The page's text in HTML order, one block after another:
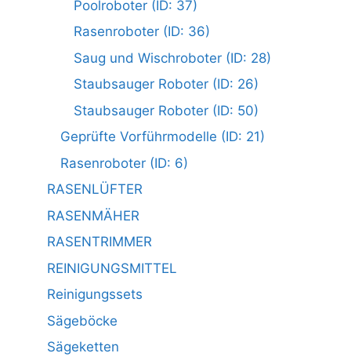
Poolroboter (ID: 37)
Rasenroboter (ID: 36)
Saug und Wischroboter (ID: 28)
Staubsauger Roboter (ID: 26)
Staubsauger Roboter (ID: 50)
Geprüfte Vorführmodelle (ID: 21)
Rasenroboter (ID: 6)
RASENLÜFTER
RASENMÄHER
RASENTRIMMER
REINIGUNGSMITTEL
Reinigungssets
Sägeböcke
Sägeketten